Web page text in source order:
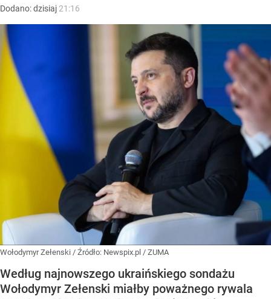
Dodano:dzisiaj 21:16
Wołodymyr Zełenski / Źródło: Newspix.pl / ZUMA
Według najnowszego ukraińskiego sondażu
Wołodymyr Zełenski miałby poważnego rywala